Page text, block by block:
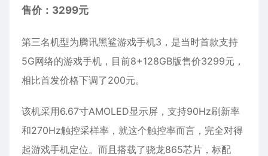
售价：3299元
第三名机型为腾讯黑鲨游戏手机3，是当时首款支持
5G网络的游戏手机，目前8+128GB版售价3299元，
相比首发价格下调了200元。
该机采用6.67寸AMOLED显示屏，支持90Hz刷新率
和270Hz触控采样率，就这个触控率而言，完全对得
起游戏手机定位。而且搭载了骁龙865芯片，标配